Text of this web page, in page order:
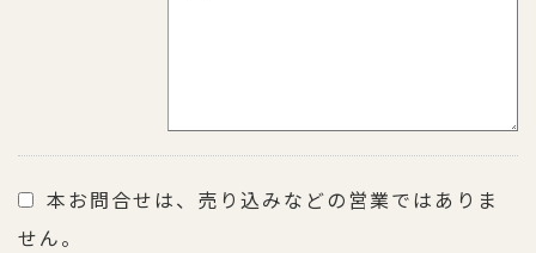
本お問合せは、売り込みなどの営業ではありま
せん。